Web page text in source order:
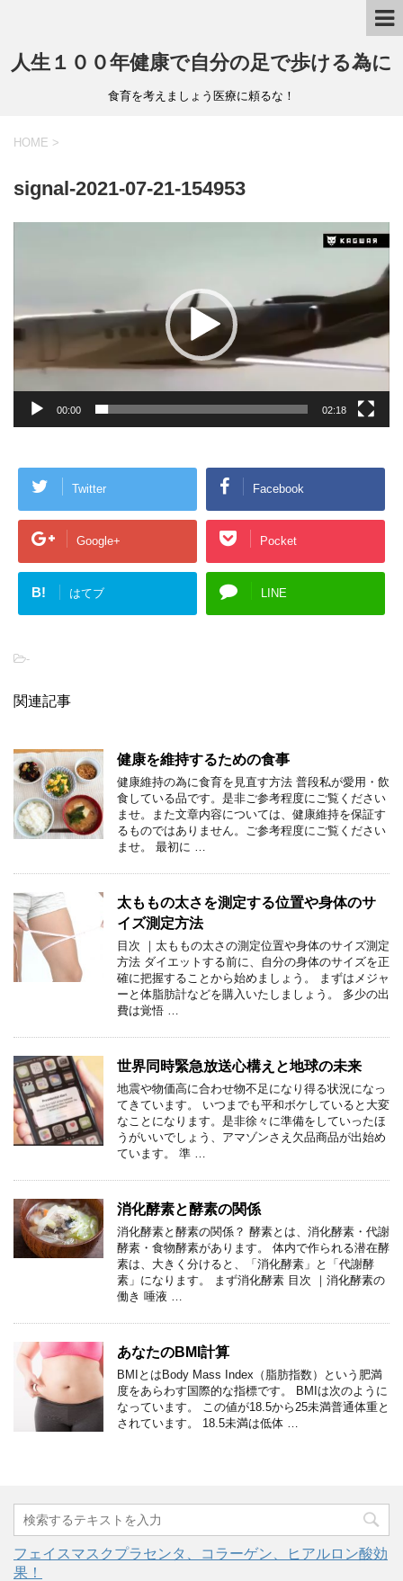
人生１００年健康で自分の足で歩ける為に
食育を考えましょう医療に頼るな！
HOME >
signal-2021-07-21-154953
ヤ
ー
00:00 02:18
Twitter Facebook
Google+ Pocket
B! はてブ LINE
-
関連記事
健康を維持するための食事
健康維持の為に食育を見直す方法 普段私が愛用・飲
食している品です。是非ご参考程度にご覧ください
ませ。また文章内容については、健康維持を保証す
るものではありません。ご参考程度にご覧ください
ませ。 最初に …
太ももの太さを測定する位置や身体のサ
イズ測定方法
目次 ｜太ももの太さの測定位置や身体のサイズ測定
方法 ダイエットする前に、自分の身体のサイズを正
確に把握することから始めましょう。 まずはメジャ
ーと体脂肪計などを購入いたしましょう。 多少の出
費は覚悟 …
世界同時緊急放送心構えと地球の未来
地震や物価高に合わせ物不足になり得る状況になっ
てきています。 いつまでも平和ボケしていると大変
なことになります。是非徐々に準備をしていったほ
うがいいでしょう、アマゾンさえ欠品商品が出始め
ています。 準 …
消化酵素と酵素の関係
消化酵素と酵素の関係？ 酵素とは、消化酵素・代謝
酵素・食物酵素があります。 体内で作られる潜在酵
素は、大きく分けると、「消化酵素」と「代謝酵
素」になります。 まず消化酵素 目次 ｜消化酵素の
働き 唾液 …
あなたのBMI計算
BMIとはBody Mass Index（脂肪指数）という肥満
度をあらわす国際的な指標です。 BMIは次のように
なっています。 この値が18.5から25未満普通体重と
されています。 18.5未満は低体 …
フェイスマスクプラセンタ、コラーゲン、ヒアルロン酸効
果！